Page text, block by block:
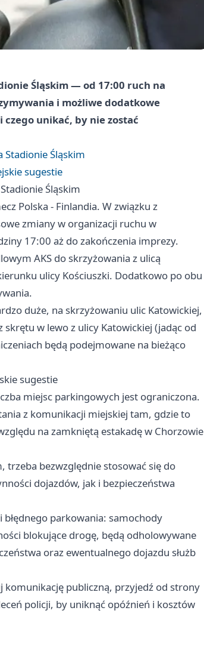
Śląskim — od 17:00 ruch na
i możliwe dodatkowe
unikać, by nie zostać
Śląskim
sugestie
Śląskim
Polska - Finlandia. W związku z
zmiany w organizacji ruchu w
17:00 aż do zakończenia imprezy.
AKS do skrzyżowania z ulicą
ulicy Kościuszki. Dodatkowo po obu
duże, na skrzyżowaniu ulic Katowickiej,
w lewo z ulicy Katowickiej (jadąc od
będą podejmowane na bieżąco
sugestie
miejsc parkingowych jest ograniczona.
z komunikacji miejskiej tam, gdzie to
na zamkniętą estakadę w Chorzowie
trzeba bezwzględnie stosować się do
dojazdów, jak i bezpieczeństwa
parkowania: samochody
blokujące drogę, będą odholowywane
oraz ewentualnego dojazdu służb
publiczną, przyjedź od strony
policji, by uniknąć opóźnień i kosztów